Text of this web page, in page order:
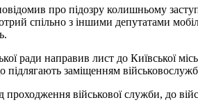
про підозру колишньому
спільно з іншими депутатами
ради направив лист до Київської
підлягають заміщенням
проходження військової служби, до